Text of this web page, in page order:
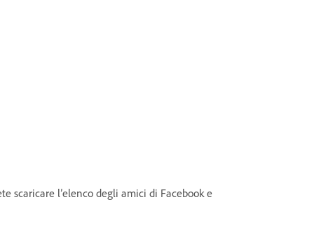
scaricare l’elenco degli amici di Facebook e